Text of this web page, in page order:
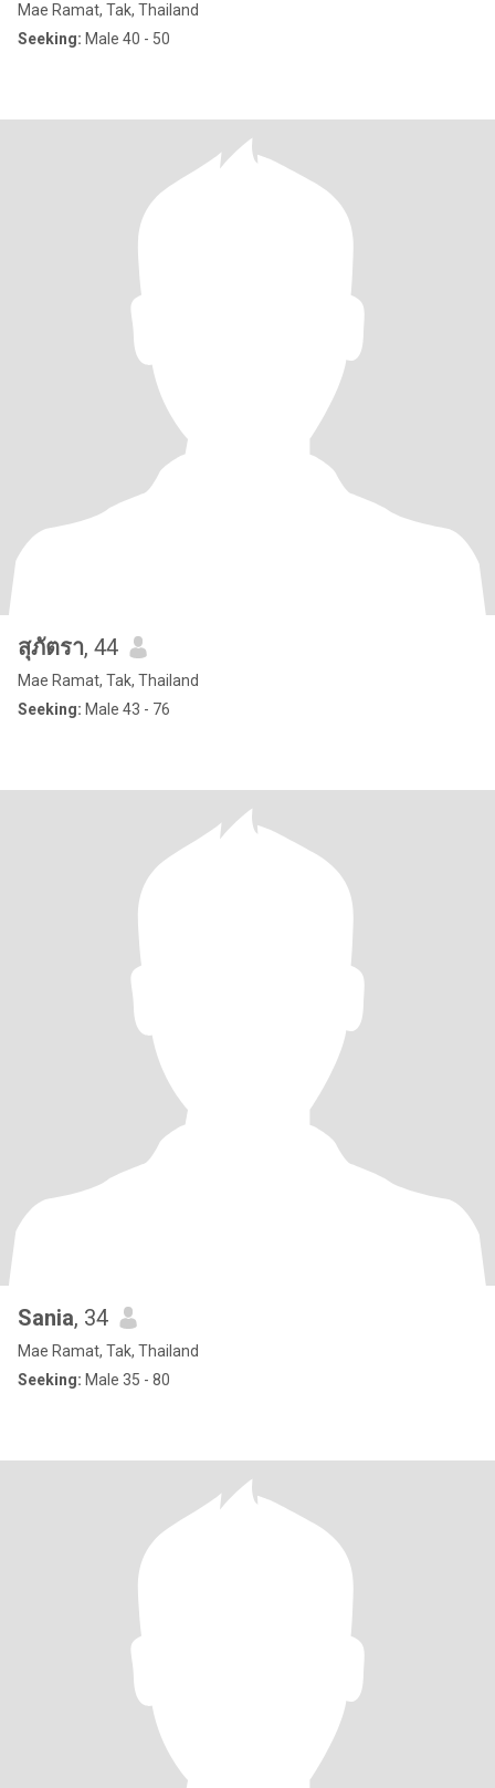
Mae Ramat, Tak, Thailand
Seeking: Male 40 - 50
สุภัตรา, 44
Mae Ramat, Tak, Thailand
Seeking: Male 43 - 76
Sania, 34
Mae Ramat, Tak, Thailand
Seeking: Male 35 - 80